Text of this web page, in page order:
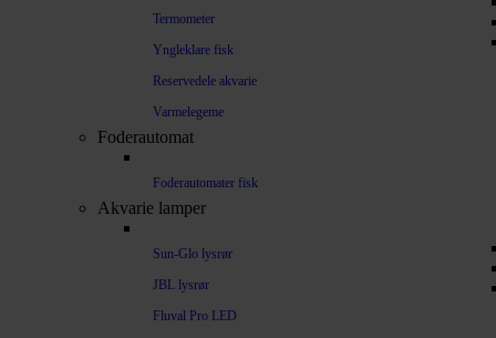
Termometer
Yngleklare fisk
Reservedele akvarie
Varmelegeme
Foderautomat
Foderautomater fisk
Akvarie lamper
Sun-Glo lysrør
JBL lysrør
Fluval Pro LED